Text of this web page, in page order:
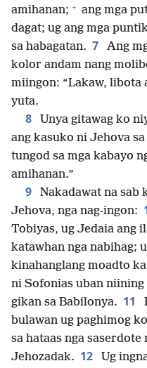
amihanan; + ang mga
dagat; ug ang mga
sa habagatan. 7
Ang
kolor andam nang
miingon: “Lakaw, libota
yuta.
8
Unya gitawag ko
ang kasuko ni Jehova
tungod sa mga kabayo
amihanan.”
9
Nakadawat na sab
Jehova, nga nag-ingon:
Tobiyas, ug Jedaia ang
katawhan nga nabihag;
kinahanglang moadto
ni Sofonias uban niining
gikan sa Babilonya. 11
bulawan ug paghimog
sa hataas nga saserdote
Jehozadak. 12
Ug